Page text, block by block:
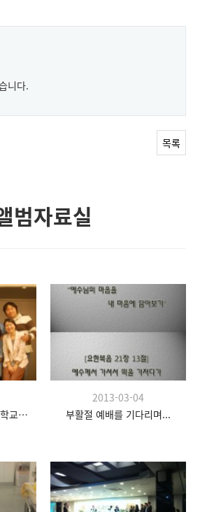
니다.
목록
범자료실
2012.10.07 결혼 예비학교 두 번째 시간
2013-03-04
부활절 예배를 기다리며...